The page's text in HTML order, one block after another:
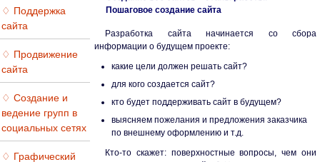
♢ Поддержка
сайта
♢ Продвижение
сайта
♢ Создание и
ведение групп в
социальных сетях
♢ Графический
Пошаговое создание сайта
Разработка сайта начинается со сбора
информации о будущем проекте:
какие цели должен решать сайт?
для кого создается сайт?
кто будет поддерживать сайт в будущем?
выясняем пожелания и предложения заказчика
по внешнему оформлению и т.д.
Кто-то скажет: поверхностные вопросы, чем они